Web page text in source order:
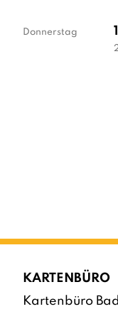
Donnerstag
KARTENBÜRO
Kartenbüro